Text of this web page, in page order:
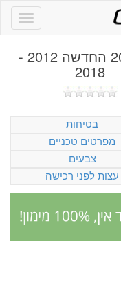
פיג'ו 208 החדשה 2012 -
2018
בטיחות
מפרטים טכניים
צבעים
עצות לפני רכישה